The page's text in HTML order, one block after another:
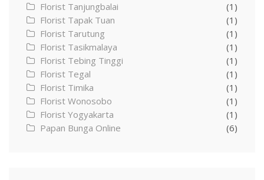
Florist Tanjungbalai
(1)
Florist Tapak Tuan
(1)
Florist Tarutung
(1)
Florist Tasikmalaya
(1)
Florist Tebing Tinggi
(1)
Florist Tegal
(1)
Florist Timika
(1)
Florist Wonosobo
(1)
Florist Yogyakarta
(1)
Papan Bunga Online
(6)